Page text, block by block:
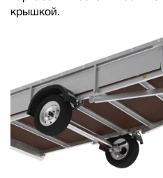
крышкой.